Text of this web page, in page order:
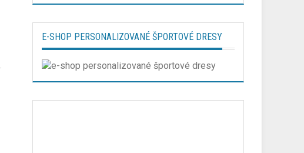
E-SHOP PERSONALIZOVANÉ ŠPORTOVÉ DRESY